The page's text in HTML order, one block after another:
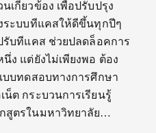
เกี่ยวข้อง เพื่อปรับปรุง
ระบบทีแคสให้ดีขึ้นทุกปีๆ
รับทีแคส ช่วยปลดล็อคการ
ง แต่ยังไม่เพียงพอ ต้อง
บบทดสอบทางการศึกษา
ต กระบวนการเรียนรู้
สูตรในมหาวิทยาลัย…